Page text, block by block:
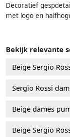
Decoratief
met logo en
Bekijk relevante
Beige Sergio
Sergio Rossi
Beige dames
Beige Sergio